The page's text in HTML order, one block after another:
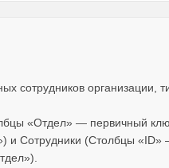
сотрудников организации,
«Отдел» — первичный
и Сотрудники (Столбцы «ID»